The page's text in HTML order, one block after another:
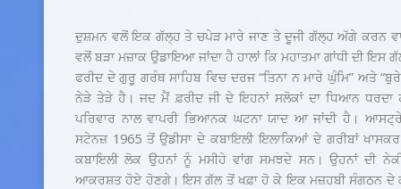
ਦੁਸ਼ਮਨ ਵਲੋਂ ਇਕ ਗੱਲ੍ਹ ਤੇ ਚਪੇੜ ਮਾਰੇ ਜਾਣ ਤੇ ਦੂਜੀ ਗੱਲ੍ਹ ਅੱਗੇ ਕਰਨ
ਵਲੋਂ ਬੜਾ ਮਜ਼ਾਕ ਉਡਾਇਆ ਜਾਂਦਾ ਹੈ ਹਾਲਾਂ ਕਿ ਮਹਾਤਮਾ ਗਾਂਧੀ ਦੀ ਇਸ
ਫਰੀਦ ਦੇ ਗੁਰੂ ਗਰੰਥ ਸਾਹਿਬ ਵਿਚ ਦਰਜ “ਤਿਨਾ ਨ ਮਾਰੇ ਘੁੰਮਿ” ਅਤੇ
ਨੇੜੇ ਤੇੜੇ ਹੈ। ਜਦ ਮੈਂ ਫ਼ਰੀਦ ਜੀ ਦੇ ਇਹਨਾਂ ਸਲੋਕਾਂ ਦਾ ਧਿਆਨ ਧਰਦਾ
ਪਰਿਵਾਰ ਨਾਲ ਵਾਪਰੀ ਭਿਆਨਕ ਘਟਨਾ ਯਾਦ ਆ ਜਾਂਦੀ ਹੈ।
ਸਟੇਨਜ਼ 1965 ਤੋਂ ਉਡੀਸਾ ਦੇ ਕਬਾਇਲੀ ਇਲਾਕਿਆਂ ਦੇ ਗਰੀਬਾਂ
ਕਬਾਇਲੀ ਲੋਕ ਉਹਨਾਂ ਨੂੰ ਮਸੀਹੇ ਵਾਂਗ ਸਮਝਦੇ ਸਨ। ਉਹਨਾਂ ਦੀ
ਆਕਰਸ਼ਤ ਹੋਏ ਹੋਣਗੇ। ਇਸ ਗੱਲ ਤੋਂ ਖਫ਼ਾ ਹੋ ਕੇ ਇਕ ਮਜ਼ਹਬੀ ਸੰਗਠਨ ਦੇ